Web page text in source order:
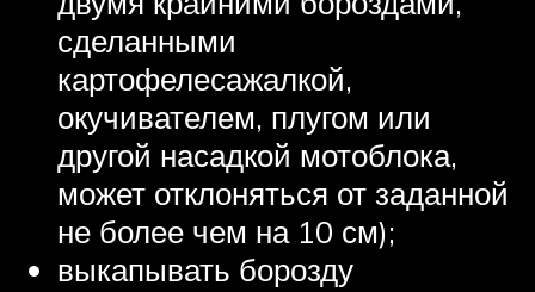
сделанными
картофелесажалкой,
окучивателем, плугом или
другой насадкой мотоблока,
может отклоняться от заданной
не более чем на 10 см);
выкапывать борозду